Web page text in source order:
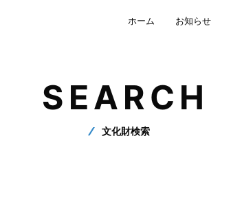
ホーム お知らせ
SEARCH
文化財検索